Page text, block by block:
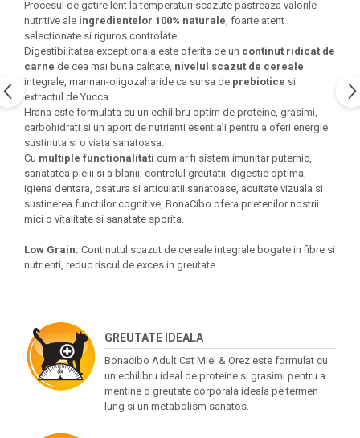
Procesul de gatire lent la temperaturi scazute pastreaza valorile
nutritive ale ingredientelor 100% naturale, foarte atent
selectionate si riguros controlate.
Digestibilitatea exceptionala este oferita de un continut ridicat de
carne de cea mai buna calitate, nivelul scazut de cereale
integrale, mannan-oligozaharide ca sursa de prebiotice si
extractul de Yucca.
Hrana este formulata cu un echilibru optim de proteine, grasimi,
carbohidrati si un aport de nutrienti esentiali pentru a oferi energie
sustinuta si o viata sanatoasa.
Cu multiple functionalitati cum ar fi sistem imunitar puternic,
sanatatea pielii si a blanii, controlul greutatii, digestie optima,
igiena dentara, osatura si articulatii sanatoase, acuitate vizuala si
sustinerea functiilor cognitive, BonaCibo ofera prietenilor nostrii
mici o vitalitate si sanatate sporita.
Low Grain: Continutul scazut de cereale integrale bogate in fibre si
nutrienti, reduc riscul de exces in greutate
GREUTATE IDEALA
Bonacibo Adult Cat Miel & Orez este formulat cu
un echilibru ideal de proteine si grasimi pentru a
mentine o greutate corporala ideala pe termen
lung si un metabolism sanatos.